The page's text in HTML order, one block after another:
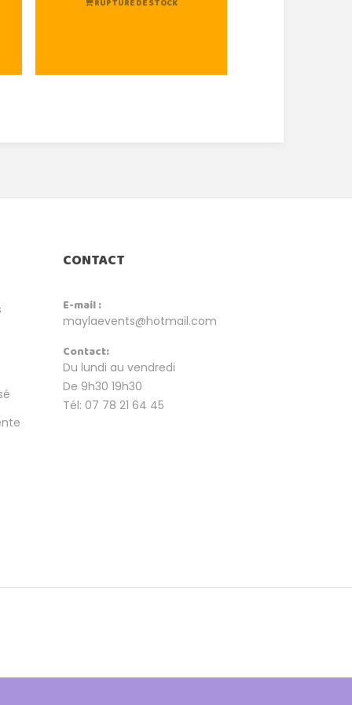
RUPTURE DE STOCK
CONTACT
E-mail :
maylaevents@hotmail.com
Contact:
Du lundi au vendredi
De 9h30 19h30
Tél: 07 78 21 64 45